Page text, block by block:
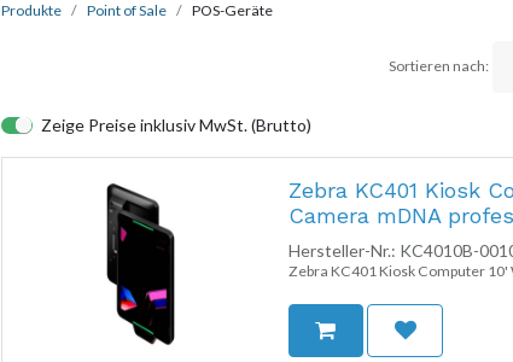
Produkte Point of Sale POS-Geräte
Sortieren nach:
Zeige Preise inklusiv MwSt. (Brutto)
Zebra KC401 Kiosk
Camera mDNA
Hersteller-Nr.: KC4010B-
Zebra KC401 Kiosk Computer